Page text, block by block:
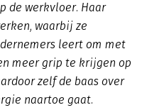
de werkvloer. Haar
waarbij ze
leert om met
meer grip te krijgen op
zelf de baas over
naartoe gaat.